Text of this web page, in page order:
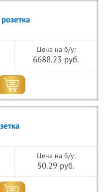
Цена на б/у:
6688.23 руб.
Цена на б/у:
50.29 руб.